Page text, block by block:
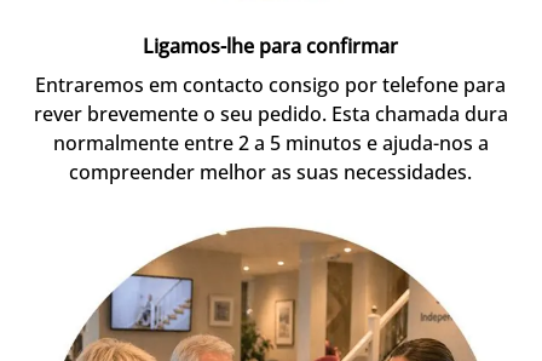
Ligamos-lhe para confirmar
Entraremos em contacto consigo por telefone para
rever brevemente o seu pedido. Esta chamada dura
normalmente entre 2 a 5 minutos e ajuda-nos a
compreender melhor as suas necessidades.